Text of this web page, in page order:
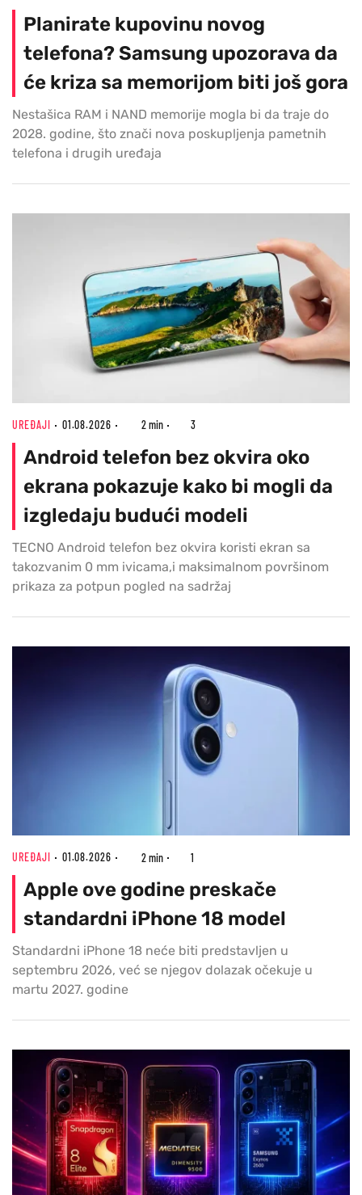
Planirate kupovinu novog
telefona? Samsung upozorava da
će kriza sa memorijom biti još gora
Nestašica RAM i NAND memorije mogla bi da traje do
2028. godine, što znači nova poskupljenja pametnih
telefona i drugih uređaja
UREĐAJI 01.08.2026 2 min 3
Android telefon bez okvira oko
ekrana pokazuje kako bi mogli da
izgledaju budući modeli
TECNO Android telefon bez okvira koristi ekran sa
takozvanim 0 mm ivicama,i maksimalnom površinom
prikaza za potpun pogled na sadržaj
UREĐAJI 01.08.2026 2 min 1
Apple ove godine preskače
standardni iPhone 18 model
Standardni iPhone 18 neće biti predstavljen u
septembru 2026, već se njegov dolazak očekuje u
martu 2027. godine